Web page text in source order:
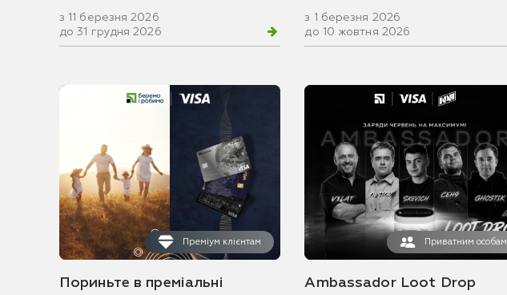
з 11 березня 2026
до 31 грудня 2026
з 1 березня 2026
до 10 жовтня 2026
Преміум клієнтам
Пориньте в преміальні
Приватним особам
Ambassador Loot Drop